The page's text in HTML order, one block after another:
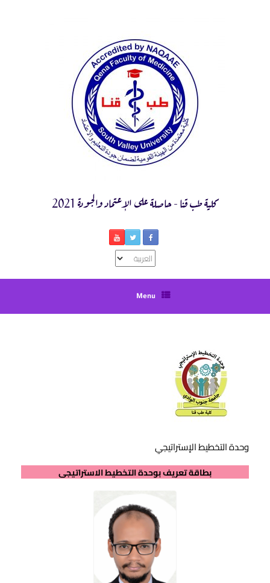
كلية طب قنا - حاصلة على الإعتماد والجودة 2021
اختر
لغة
Menu
وحدة التخطيط الإستراتيجي
بطاقة تعريف بوحدة التخطيط الاستراتيجى